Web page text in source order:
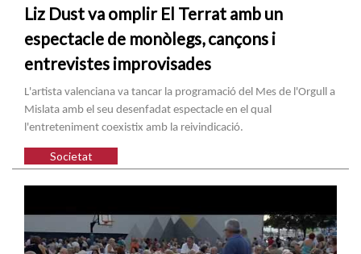
Liz Dust va omplir El Terrat amb un
espectacle de monòlegs, cançons i
entrevistes improvisades
L'artista valenciana va tancar la programació del Mes de l'Orgull a
Mislata amb el seu desenfadat espectacle en el qual
l'entreteniment coexistix amb la reivindicació.
Societat